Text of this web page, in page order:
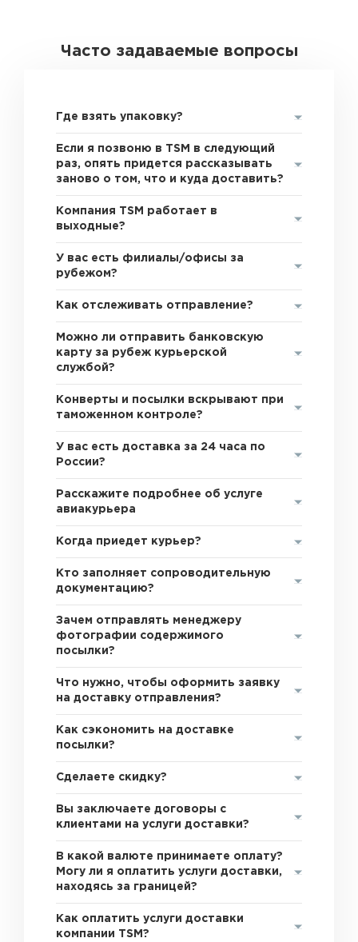
Часто задаваемые вопросы
Где взять упаковку?
Если я позвоню в TSM в следующий
раз, опять придется рассказывать
заново о том, что и куда доставить?
Компания TSM работает в
выходные?
У вас есть филиалы/офисы за
рубежом?
Как отслеживать отправление?
Можно ли отправить банковскую
карту за рубеж курьерской
службой?
Конверты и посылки вскрывают при
таможенном контроле?
У вас есть доставка за 24 часа по
России?
Расскажите подробнее об услуге
авиакурьера
Когда приедет курьер?
Кто заполняет сопроводительную
документацию?
Зачем отправлять менеджеру
фотографии содержимого
посылки?
Что нужно, чтобы оформить заявку
на доставку отправления?
Как сэкономить на доставке
посылки?
Сделаете скидку?
Вы заключаете договоры с
клиентами на услуги доставки?
В какой валюте принимаете оплату?
Могу ли я оплатить услуги доставки,
находясь за границей?
Как оплатить услуги доставки
компании TSM?